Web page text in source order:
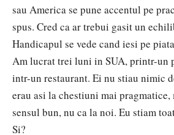
sau America se pune accentul pe
spus. Cred ca ar trebui gasit un
Handicapul se vede cand iesi pe
Am lucrat trei luni in SUA, printr-un
intr-un restaurant. Ei nu stiau nimic
erau asi la chestiuni mai
sensul bun, nu ca la noi. Eu stiam
Si?